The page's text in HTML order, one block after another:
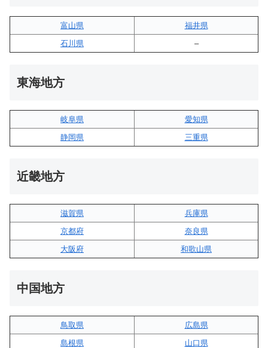
富山県
福井県
石川県
–
東海地方
岐阜県
愛知県
静岡県
三重県
近畿地方
滋賀県
兵庫県
京都府
奈良県
大阪府
和歌山県
中国地方
鳥取県
広島県
島根県
山口県